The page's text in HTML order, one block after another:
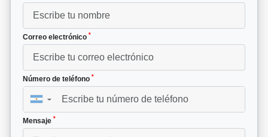
Correo electrónico *
Número de teléfono *
▼
Mensaje *